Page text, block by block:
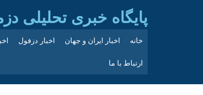
پایگاه خبری تحلیلی
خانه اخبار ایران و جهان اخبار دزفول
ارتباط با ما